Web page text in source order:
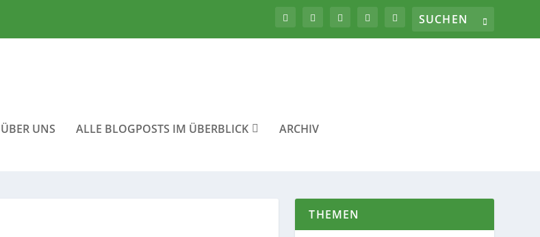
ÜBER UNS ALLE BLOGPOSTS IM ÜBERBLICK ARCHIV
THEMEN